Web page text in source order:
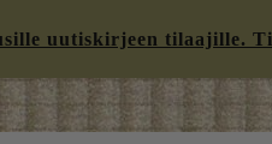
uutiskirjeen tilaajille.